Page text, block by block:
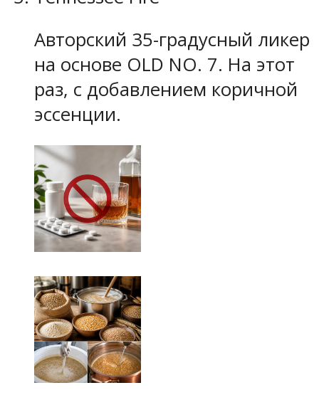
Авторский 35-градусный ликер
на основе OLD NO. 7. На этот
раз, с добавлением коричной
эссенции.